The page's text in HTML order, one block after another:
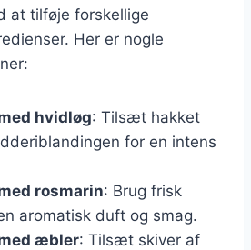
at tilføje forskellige
Her er nogle
hvidløg: Tilsæt hakket
for en intens
rosmarin: Brug frisk
aromatisk duft og smag.
æbler: Tilsæt skiver af